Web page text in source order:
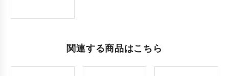
関連する商品はこちら